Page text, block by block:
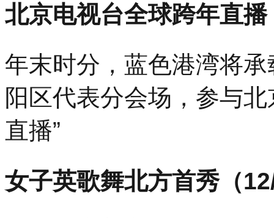
北京电视台全球跨年直
年末时分，蓝色港湾将
阳区代表分会场，参与
直播”
女子英歌舞北方首秀（